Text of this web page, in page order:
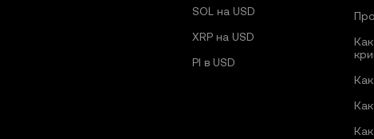
SOL на USD
XRP на USD
PI в USD